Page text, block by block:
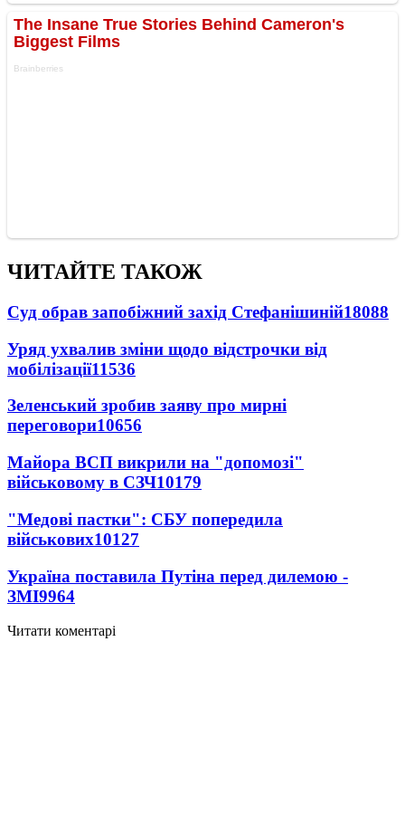
ЧИТАЙТЕ ТАКОЖ
Суд обрав запобіжний захід Стефанішиній18088
Уряд ухвалив зміни щодо відстрочки від
мобілізації11536
Зеленський зробив заяву про мирні
переговори10656
Майора ВСП викрили на "допомозі"
військовому в СЗЧ10179
"Медові пастки": СБУ попередила
військових10127
Україна поставила Путіна перед дилемою -
ЗМІ9964
Читати коментарі